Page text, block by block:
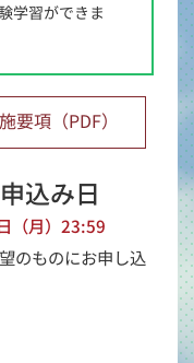
学習ができま
要項（PDF）
込み日
（月）23:59
のものにお申し込